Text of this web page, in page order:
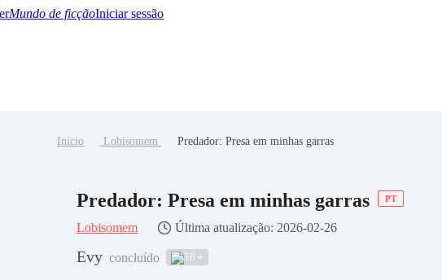
Mundo de ficçãoIniciar sessão
Início Lobisomem Predador: Presa em minhas garras
Predador: Presa em minhas garras PT
Lobisomem Última atualização: 2026-02-26
Evy concluído 18